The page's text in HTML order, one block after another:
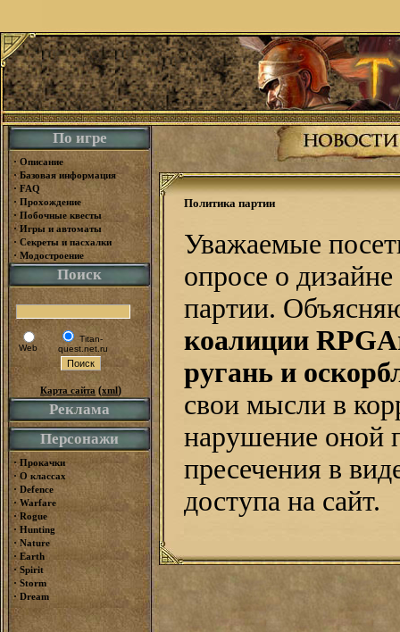
По игре
· Описание
· Базовая информация
· FAQ
· Прохождение
· Побочные квесты
· Игры и автоматы
· Секреты и пасхалки
· Модостроение
Поиск
Web
Titan-
quest.net.ru
Карта сайта (xml)
Реклама
Персонажи
·Прокачки
·О классах
·Defence
· Warfare
·Rogue
· Hunting
·Nature
·Earth
·Spirit
· Storm
·Dream
Политика партии
Уважаемые
опросе о
партии.
коалиции
ругань и
свои мысли в
нарушение оной
пресечения в
доступа на сайт.